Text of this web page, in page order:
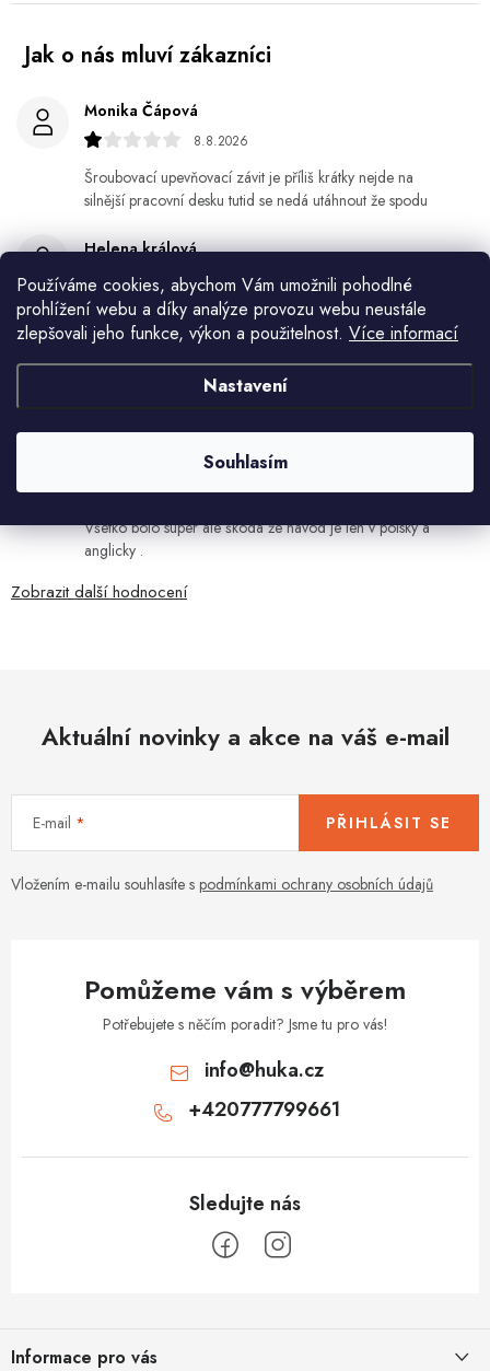
Používáme cookies, abychom Vám umožnili pohodlné
prohlížení webu a díky analýze provozu webu neustále
zlepšovali jeho funkce, výkon a použitelnost. Více informací
Nastavení
Souhlasím
Monika Čápová
8.8.2026
Šroubovací upevňovací závit je příliš krátky nejde na
silnější pracovní desku tutid se nedá utáhnout že spodu
Helena králová
8.8.2026
Objednala jsem si kvetinace a jede n byl praskly dole a
kdyz jsem napsala jak to budem resit tak zadna odpoved
7.8.2026
Všetko bolo super ale škoda že návod je len v polsky a
anglicky .
Zobrazit další hodnocení
Aktuální novinky a akce na váš e-mail
E-mail
Vložením e-mailu souhlasíte s podmínkami ochrany osobních údajů
PŘIHLÁSIT SE
Pomůžeme vám s výběrem
Potřebujete s něčím poradit? Jsme tu pro vás!
info@huka.cz
+420777799661
Informace pro vás